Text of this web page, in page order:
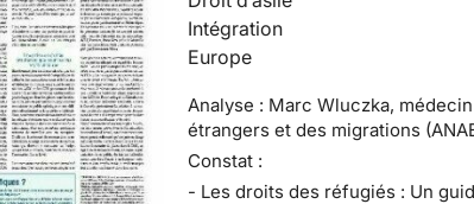
Intégration
Europe
Analyse : Marc Wluczka,
étrangers et des migrations
Constat :
- Les droits des réfugiés : Un